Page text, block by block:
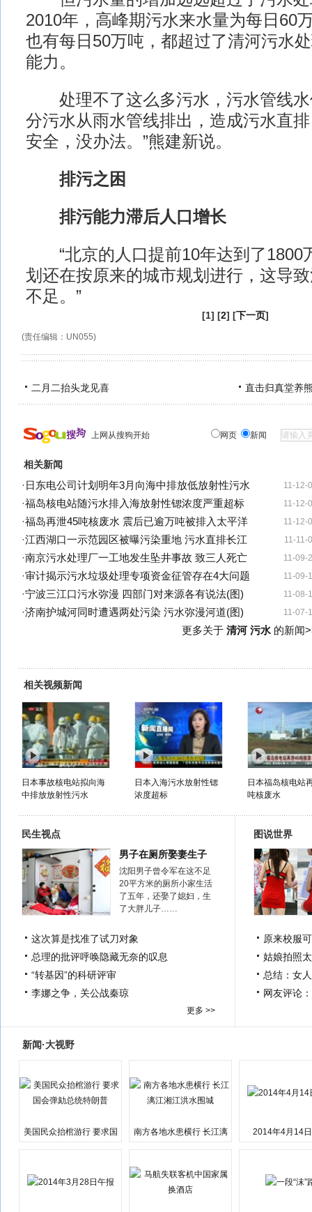
2010年，高峰期污水来水量为每日60
也有每日50万吨，都超过了清河污水
能力。
处理不了这么多污水，污水管线水
分污水从雨水管线排出，造成污水直
安全，没办法。”熊建新说。
排污之困
排污能力滞后人口增长
“北京的人口提前10年达到了1800
划还在按原来的城市规划进行，这导
不足。”
[1] [2] [下一页]
(责任编辑：UN055)
二月二抬头龙见喜 直击归真堂养
上网从搜狗开始 网页 新闻
相关新闻
11-12-
· 日东电公司计划明年3月向海中排放低放射性污水
11-12-
·福岛核电站随污水排入海放射性锶浓度严重超标
11-12-
·福岛再泄45吨核废水 震后已逾万吨被排入太平洋
11-11-
·江西湖口一示范园区被曝污染重地 污水直排长江
11-09-
·南京污水处理厂一工地发生坠井事故 致三人死亡
11-09-
·审计揭示污水垃圾处理专项资金征管存在4大问题
11-08-
·宁波三江口污水弥漫 四部门对来源各有说法(图)
11-07-
·济南护城河同时遭遇两处污染 污水弥漫河道(图)
更多关于 清河 污水的新闻
相关视频新闻
日本事故核电站拟向海
中排放放射性污水
日本入海污水放射性锶
浓度超标
日本福岛核电站
吨核废水
民生视点
男子在厕所娶妻生子
沈阳男子曾令军在这不足
20平方米的厕所小家生活
了五年，还娶了媳妇，生
了大胖儿子……
这次算是找准了试刀对象
总理的批评呼唤隐藏无奈的叹息
“转基因”的科研评审
李娜之争，关公战秦琼
更多 >>
图说世界
原来校服
姑娘拍照
总结：女
网友评论
新闻·大视野
美国民众抬棺游行 要求国
南方各地水患横行 长江漓
2014年4月14